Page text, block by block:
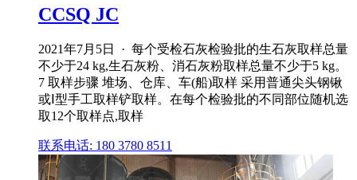
CCSQ JC
2021年7月5日 · 每个受检石灰检验批的生石灰取样总量
不少于24 kg,生石灰粉、消石灰粉取样总量不少于5 kg。
7 取样步骤 堆场、仓库、车(船)取样 采用普通尖头钢锹
或Ⅰ型手工取样铲取样。在每个检验批的不同部位随机选
取12个取样点,取样
联系电话: 180 3780 8511